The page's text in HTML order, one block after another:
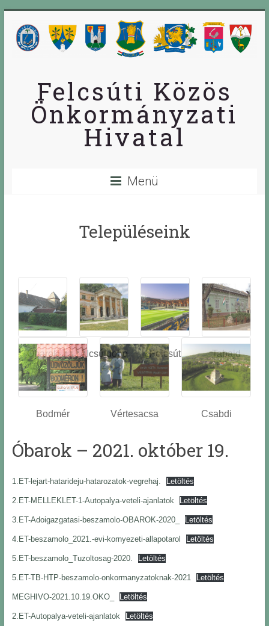
Felcsúti Közös
Önkormányzati
Hivatal
Menü
Településeink
Óbarok
Alcsútdobo
z
Felcsút Tabajd
Bodmér Vértesacsa Csabdi
Óbarok – 2021. október 19.
1.ET-lejart-hatarideju-hatarozatok-vegrehaj. Letöltés
2.ET-MELLEKLET-1-Autopalya-veteli-ajanlatok Letöltés
3.ET-Adoigazgatasi-beszamolo-OBAROK-2020_ Letöltés
4.ET-beszamolo_2021.-evi-kornyezeti-allapotarol Letöltés
5.ET-beszamolo_Tuzoltosag-2020. Letöltés
5.ET-TB-HTP-beszamolo-onkormanyzatoknak-2021 Letöltés
MEGHIVO-2021.10.19.OKO_ Letöltés
2.ET-Autopalya-veteli-ajanlatok Letöltés